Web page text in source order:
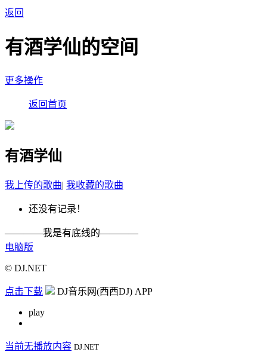
返回
有酒学仙的空间
更多操作
返回首页
有酒学仙
我上传的歌曲| 我收藏的歌曲
还没有记录！
————我是有底线的————
电脑版
© DJ.NET
点击下载 DJ音乐网(西西DJ) APP
play
当前无播放内容 DJ.NET